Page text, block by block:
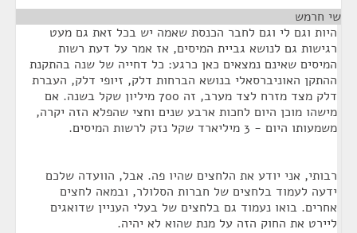
שי חרמש
היות וגם לי וגם לחבר הכנסת שאמה יש בכל זאת גם מעט
רגישות גם לנושא גביית המיסים, אז אמר על דעת רשות
המיסים שאינם נמצאים כאן כרגע: כל דחייה של שנה בהתקנת
ההתקן האוניברסאלי בנושא הברחות דלק, זיופי דלק, העברת
דלק מצד מזרח לצד מערב, זה 700 מיליון שקל בשנה. אם
מישהו מוכן היום לחכות ארבע שנים וחצי שהפלא הזה יקרה,
משמעותו היום - 3 מיליארד שקל נזק לרשות המיסים.
רבותי, אני יודע את הלחצים שהיו פה. אבל, הוועדה שלכם
ידעה לעמוד בלחצים של חברות הסלולר, ובמאה לחצים
אחרים. בואו נעמוד גם בלחצים של בעלי העניין שדואגים
ליירט את החוק הזה על מנת שהוא לא יהיה.